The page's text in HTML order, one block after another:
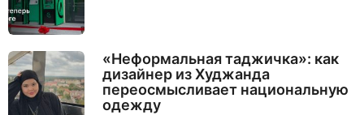
«Неформальная таджичка»: как
дизайнер из Худжанда
переосмысливает национальную
одежду